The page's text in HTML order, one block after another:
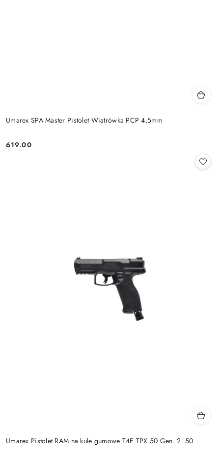
Umarex SPA Master Pistolet Wiatrówka PCP 4,5mm
Cena:
619.00
Umarex Pistolet RAM na kule gumowe T4E TPX 50 Gen. 2 .50